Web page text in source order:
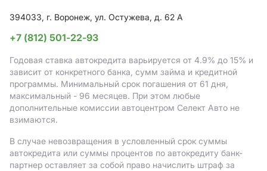
394033, г. Воронеж, ул. Остужева, д. 62 А
+7 (812) 501-22-93
Годовая ставка автокредита варьируется от 4.9% до 15% и
зависит от конкретного банка, сумм займа и кредитной
программы. Минимальный срок погашения от 61 дня,
максимальный - 96 месяцев. При этом любые
дополнительные комиссии автоцентром Селект Авто не
взимаются.
В случае невозвращения в условленный срок суммы
автокредита или суммы процентов по автокредиту банк-
партнер оставляет за собой право начислить штраф за